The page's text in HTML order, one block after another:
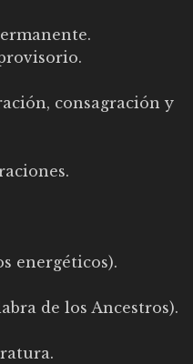
consagración y
energéticos).
de los Ancestros).